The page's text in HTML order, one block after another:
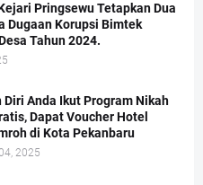
Pringsewu Tetapkan Dua
Dugaan Korupsi Bimtek
Tahun 2024.
Diri Anda Ikut Program Nikah
Dapat Voucher Hotel
di Kota Pekanbaru
2025